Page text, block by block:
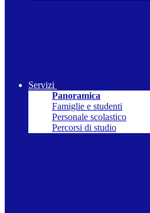
Servizi
Panoramica
Famiglie e studenti
Personale scolastico
Percorsi di studio